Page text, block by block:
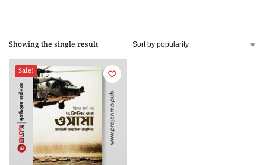
Showing the single result
Sale!